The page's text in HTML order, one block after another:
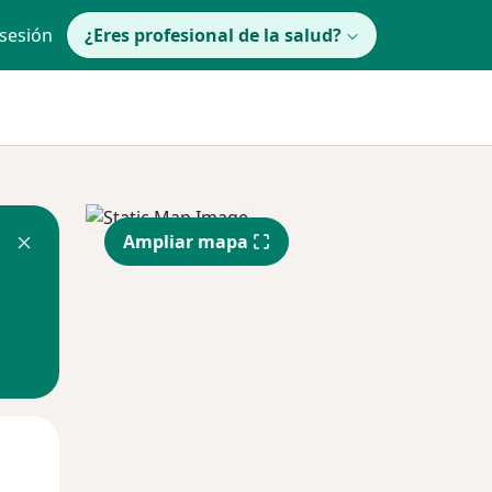
¿Eres profesional de la salud?
Ampliar mapa